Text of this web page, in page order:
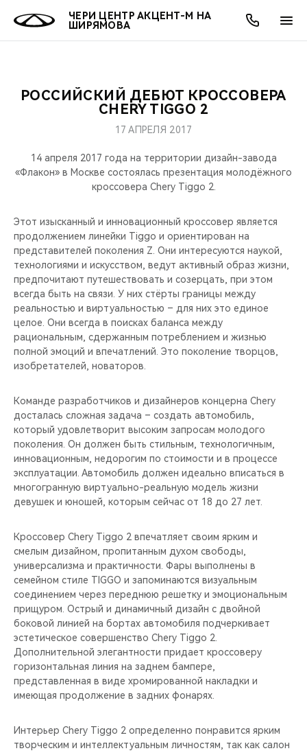
ЧЕРИ ЦЕНТР АКЦЕНТ-М НА
ШИРЯМОВА
МОДЕЛИ
КРОССОВЕРЫ
СЕДАНЫ
НОВИНКИ
ПОКУПАТЕЛЯМ
КРЕДИТ И СТРАХОВАНИЕ
ВЛАДЕЛЬЦАМ
ЗАПЧАСТИ И АКСЕССУАРЫ
CHERY CONNECT
МИР CHERY
О БРЕНДЕ
ЛЮДИ CHERY
CHERY REMOTE
CHERY И СПОРТ
ВИДЕООБЗОРЫ
CHERY ДЛЯ ДЕТЕЙ
АКЦИИ
ОНЛАЙН СЕРВИСЫ
КРЕДИТ
О КОМПАНИИ
МЫ В СОЦСЕТЯХ
РОССИЙСКИЙ ДЕБЮТ КРОССОВЕРА
CHERY TIGGO 2
17 АПРЕЛЯ 2017
14 апреля 2017 года на территории дизайн-завода
«Флакон» в Москве состоялась презентация молодёжного
кроссовера Chery Tiggo 2.
Этот изысканный и инновационный кроссовер является
продолжением линейки Tiggo и ориентирован на
представителей поколения Z. Они интересуются наукой,
технологиями и искусством, ведут активный образ жизни,
предпочитают путешествовать и созерцать, при этом
всегда быть на связи. У них стёрты границы между
реальностью и виртуальностью – для них это единое
целое. Они всегда в поисках баланса между
рациональным, сдержанным потреблением и жизнью
полной эмоций и впечатлений. Это поколение творцов,
изобретателей, новаторов.
Команде разработчиков и дизайнеров концерна Chery
досталась сложная задача – создать автомобиль,
который удовлетворит высоким запросам молодого
поколения. Он должен быть стильным, технологичным,
инновационным, недорогим по стоимости и в процессе
эксплуатации. Автомобиль должен идеально вписаться в
многогранную виртуально-реальную модель жизни
девушек и юношей, которым сейчас от 18 до 27 лет.
Кроссовер Chery Tiggo 2 впечатляет своим ярким и
смелым дизайном, пропитанным духом свободы,
универсализма и практичности. Фары выполнены в
семейном стиле TIGGO и запоминаются визуальным
соединением через переднюю решетку и эмоциональным
прищуром. Острый и динамичный дизайн с двойной
боковой линией на бортах автомобиля подчеркивает
эстетическое совершенство Chery Tiggo 2.
Дополнительной элегантности придает кроссоверу
горизонтальная линия на заднем бампере,
представленная в виде хромированной накладки и
имеющая продолжение в задних фонарях.
Интерьер Chery Tiggo 2 определенно понравится ярким
творческим и интеллектуальным личностям, так как салон